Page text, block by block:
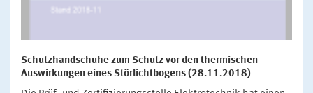
Schutzhandschuhe zum Schutz vor den thermischen
Auswirkungen eines Störlichtbogens (28.11.2018)